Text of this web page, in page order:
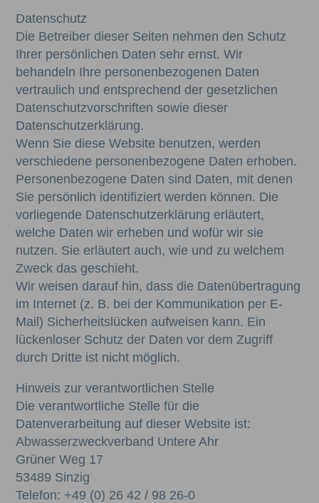
Datenschutz
Die Betreiber dieser Seiten nehmen den Schutz
Ihrer persönlichen Daten sehr ernst. Wir
behandeln Ihre personenbezogenen Daten
vertraulich und entsprechend der gesetzlichen
Datenschutzvorschriften sowie dieser
Datenschutzerklärung.
Wenn Sie diese Website benutzen, werden
verschiedene personenbezogene Daten erhoben.
Personenbezogene Daten sind Daten, mit denen
Sie persönlich identifiziert werden können. Die
vorliegende Datenschutzerklärung erläutert,
welche Daten wir erheben und wofür wir sie
nutzen. Sie erläutert auch, wie und zu welchem
Zweck das geschieht.
Wir weisen darauf hin, dass die Datenübertragung
im Internet (z. B. bei der Kommunikation per E-
Mail) Sicherheitslücken aufweisen kann. Ein
lückenloser Schutz der Daten vor dem Zugriff
durch Dritte ist nicht möglich.
Hinweis zur verantwortlichen Stelle
Die verantwortliche Stelle für die
Datenverarbeitung auf dieser Website ist:
Abwasserzweckverband Untere Ahr
Grüner Weg 17
53489 Sinzig
Telefon: +49 (0) 26 42 / 98 26-0